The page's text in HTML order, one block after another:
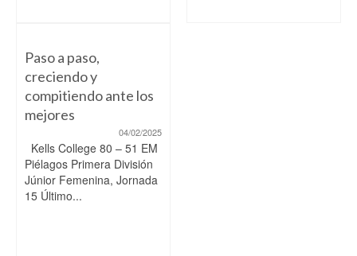
Paso a paso,
creciendo y
compitiendo ante los
mejores
04/02/2025
Kells College 80 – 51 EM
Piélagos Primera División
Júnior Femenina, Jornada
15 Último...